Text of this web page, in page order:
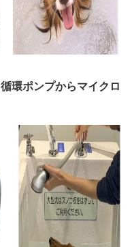
環ポンプからマイクロ